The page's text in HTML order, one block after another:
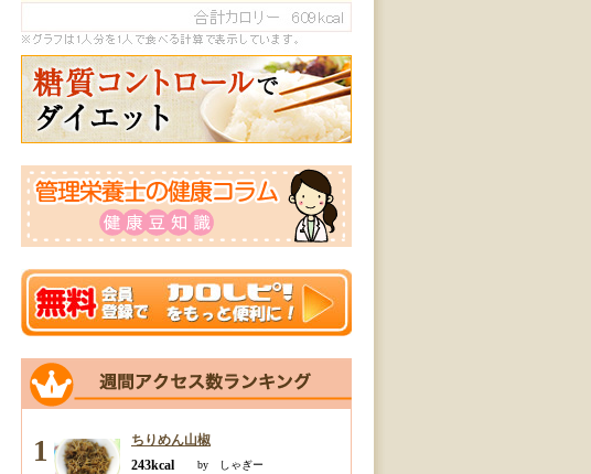
1
ちりめん山椒
243kcal
by しゃぎー